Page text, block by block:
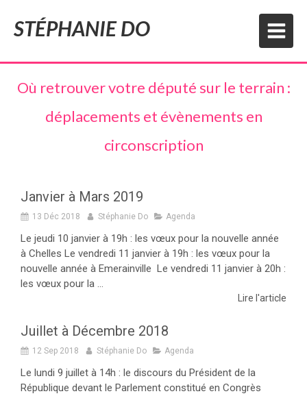
STÉPHANIE DO
Où retrouver votre député sur le terrain :
déplacements et évènements en
circonscription
Janvier à Mars 2019
13 Déc 2018 Stéphanie Do Agenda
Le jeudi 10 janvier à 19h : les vœux pour la nouvelle année
à Chelles Le vendredi 11 janvier à 19h : les vœux pour la
nouvelle année à Emerainville Le vendredi 11 janvier à 20h :
les vœux pour la ...
Lire l'article
Juillet à Décembre 2018
12 Sep 2018 Stéphanie Do Agenda
Le lundi 9 juillet à 14h : le discours du Président de la
République devant le Parlement constitué en Congrès